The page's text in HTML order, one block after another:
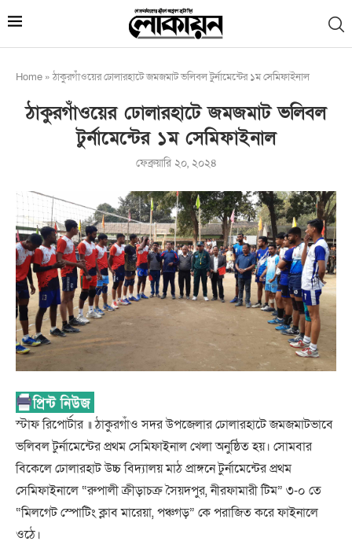
Home »ঠাকুরগাঁওয়ের ঢোলারহাটে জমজমাট ভলিবল টুর্নামেন্টের ১ম সেমিফাইনাল
ঠাকুরগাঁওয়ের ঢোলারহাটে জমজমাট ভলিবল
টুর্নামেন্টের ১ম সেমিফাইনাল
ফেব্রুয়ারি ২০, ২০২৪
স্টাফ রিপোর্টার ॥ ঠাকুরগাঁও সদর উপজেলার ঢোলারহাটে জমজমাটভাবে
ভলিবল টুর্নামেন্টের প্রথম সেমিফাইনাল খেলা অনুষ্ঠিত হয়। সোমবার
বিকেলে ঢোলারহাট উচ্চ বিদ্যালয় মাঠ প্রাঙ্গনে টুর্নামেন্টের প্রথম
সেমিফাইনালে “রুপালী ক্রীড়াচক্র সৈয়দপুর, নীরফামারী টিম” ৩-০ তে
“মিলগেট স্পোটিং ক্লাব মারেয়া, পঞ্চগড়” কে পরাজিত করে ফাইনালে
ওঠে।